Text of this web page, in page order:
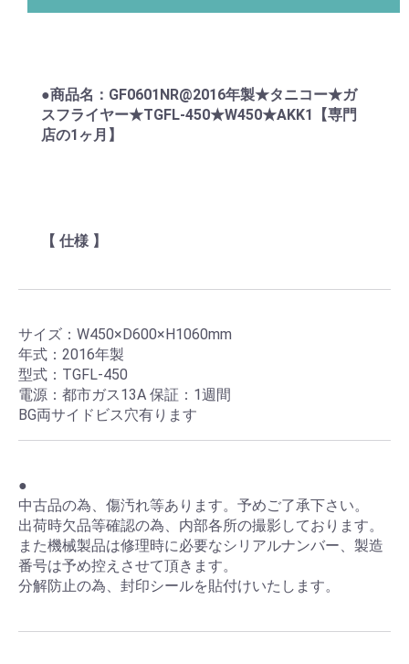
●商品名：GF0601NR@2016年製★タニコー★ガ
スフライヤー★TGFL-450★W450★AKK1【専門
店の1ヶ月】
【 仕様 】
サイズ：W450×D600×H1060mm
年式：2016年製
型式：TGFL-450
電源：都市ガス13A 保証：1週間
BG両サイドビス穴有ります
●
中古品の為、傷汚れ等あります。予めご了承下さい。
出荷時欠品等確認の為、内部各所の撮影しております。
また機械製品は修理時に必要なシリアルナンバー、製造
番号は予め控えさせて頂きます。
分解防止の為、封印シールを貼付けいたします。